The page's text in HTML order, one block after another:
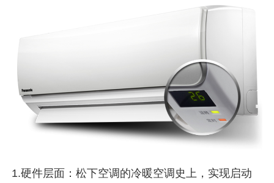
1.硬件层面：松下空调的冷暖空调史上，实现启动